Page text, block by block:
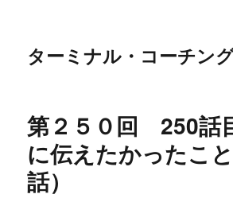
ターミナル・コーチン
第２５０回 250話
に伝えたかったこ
話）